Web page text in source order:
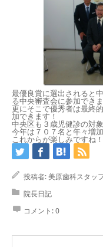
最優良賞に選出されると
る中央審査会に参加できま
更にそこで優秀者は最終
加できます！
中央区も３歳児健診の対
今年は７０７名と年々増
これからが楽しみですね！
投稿者:美原歯科スタッ
院長日記
コメント:0